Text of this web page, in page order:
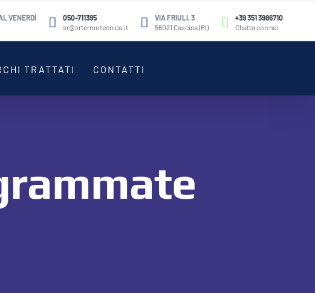
+39 351 3986710
Chatta con noi
VIA FRIULI, 3
56021 Cascina (PI)
050-711395
sr@srtermotecnica.it
VENERDÌ
TRATTATI CONTATTI